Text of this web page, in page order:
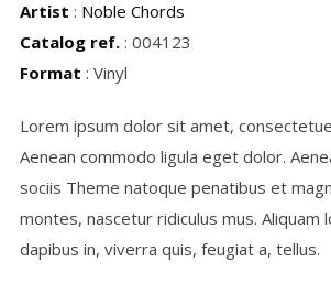
Artist : Noble Chords
Catalog ref.: 004123
Format : Vinyl
Lorem ipsum dolor sit amet,
Aenean commodo ligula eget dolor.
sociis Theme natoque penatibus et
montes, nascetur ridiculus mus. Aliquam
dapibus in, viverra quis, feugiat a, tellus.